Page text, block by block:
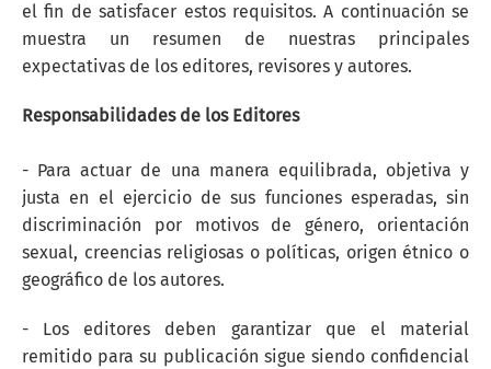
el fin de satisfacer estos requisitos. A continuación se
muestra un resumen de nuestras principales
expectativas de los editores, revisores y autores.
Responsabilidades de los Editores
- Para actuar de una manera equilibrada, objetiva y
justa en el ejercicio de sus funciones esperadas, sin
discriminación por motivos de género, orientación
sexual, creencias religiosas o políticas, origen étnico o
geográfico de los autores.
- Los editores deben garantizar que el material
remitido para su publicación sigue siendo confidencial